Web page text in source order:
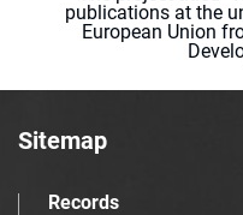
publications at the
European Union
Sitemap
Records